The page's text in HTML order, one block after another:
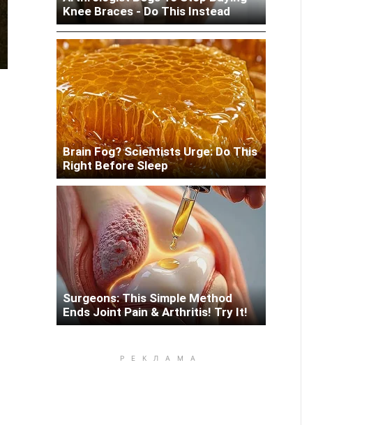
Knee Braces - Do This Instead
Patients Are Quietly Using This
Liver Fix
Brain Fog? Scientists Urge: Do This
Right Before Sleep
Surgeons: This Simple Method
Ends Joint Pain & Arthritis! Try It!